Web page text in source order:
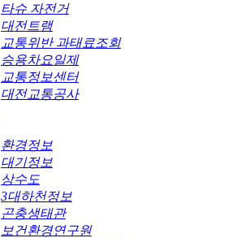
타슈 자전거
대전트램
교통위반 과태료조회
승용차요일제
교통정보센터
대전교통공사
환경정보
대기정보
상수도
3대하천정보
곤충생태관
보건환경연구원